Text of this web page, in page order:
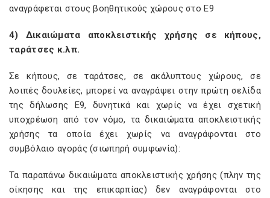
αναγράφεται στους βοηθητικούς χώρους στο Ε9
4) Δικαιώματα αποκλειστικής χρήσης σε κήπους,
ταράτσες κ.λπ.
Σε κήπους, σε ταράτσες, σε ακάλυπτους χώρους, σε
λοιπές δουλείες, μπορεί να αναγράψει στην πρώτη σελίδα
της δήλωσης Ε9, δυνητικά και χωρίς να έχει σχετική
υποχρέωση από τον νόμο, τα δικαιώματα αποκλειστικής
χρήσης τα οποία έχει χωρίς να αναγράφονται στο
συμβόλαιο αγοράς (σιωπηρή συμφωνία):
Τα παραπάνω δικαιώματα αποκλειστικής χρήσης (πλην της
οίκησης και της επικαρπίας) δεν αναγράφονται στο